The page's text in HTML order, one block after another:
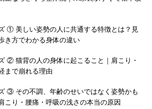
① 美しい姿勢の人に共通する特徴とは？見
き方でわかる身体の違い
② 猫背の人の身体に起こること｜肩こり・
まで崩れる理由
③ その不調、年齢のせいではなく姿勢かも
こり・腰痛・呼吸の浅さの本当の原因